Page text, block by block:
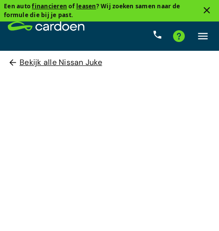
Een autofinancieren of leasen? Wij zoeken samen naar de
formule die bij je past.
Bekijk alle Nissan Juke